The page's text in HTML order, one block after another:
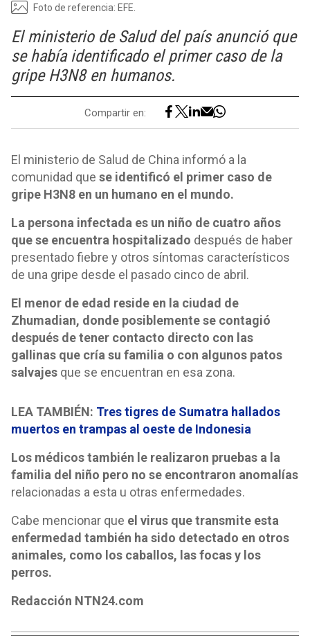
Foto de referencia: EFE.
El ministerio de Salud del país anunció que
se había identificado el primer caso de la
gripe H3N8 en humanos.
Compartir en:
El ministerio de Salud de China informó a la
comunidad que se identificó el primer caso de
gripe H3N8 en un humano en el mundo.
La persona infectada es un niño de cuatro años
que se encuentra hospitalizado después de haber
presentado fiebre y otros síntomas característicos
de una gripe desde el pasado cinco de abril.
El menor de edad reside en la ciudad de
Zhumadian, donde posiblemente se contagió
después de tener contacto directo con las
gallinas que cría su familia o con algunos patos
salvajes que se encuentran en esa zona.
LEA TAMBIÉN: Tres tigres de Sumatra hallados
muertos en trampas al oeste de Indonesia
Los médicos también le realizaron pruebas a la
familia del niño pero no se encontraron anomalías
relacionadas a esta u otras enfermedades.
Cabe mencionar que el virus que transmite esta
enfermedad también ha sido detectado en otros
animales, como los caballos, las focas y los
perros.
Redacción NTN24.com